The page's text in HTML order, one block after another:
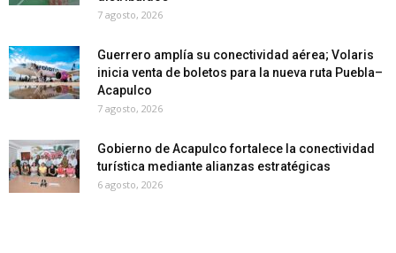
7 agosto, 2026
Guerrero amplía su conectividad aérea; Volaris
inicia venta de boletos para la nueva ruta Puebla–
Acapulco
7 agosto, 2026
Gobierno de Acapulco fortalece la conectividad
turística mediante alianzas estratégicas
6 agosto, 2026